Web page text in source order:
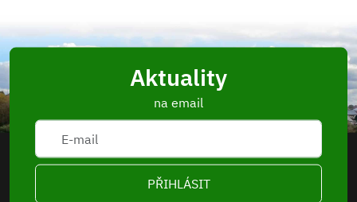
Aktuality
na email
PŘIHLÁSIT